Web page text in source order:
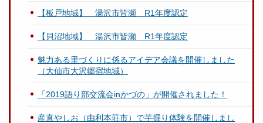
【板戸地域】 湯沢市皆瀬 R1年度認定
【貝沼地域】 湯沢市皆瀬 R1年度認定
魅力ある里づくりに係るアイデア会議を開催しました
（大仙市大沢郷宿地域）
「2019語り部交流会inかづの」が開催されました！
産直やしお（由利本荘市）で芋掘り体験を開催しまし